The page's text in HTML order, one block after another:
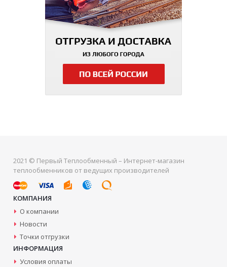
2021 © Первый Теплообменный – Интернет-магазин
теплообменников от ведущих производителей
КОМПАНИЯ
О компании
Новости
Точки отгрузки
ИНФОРМАЦИЯ
Условия оплаты